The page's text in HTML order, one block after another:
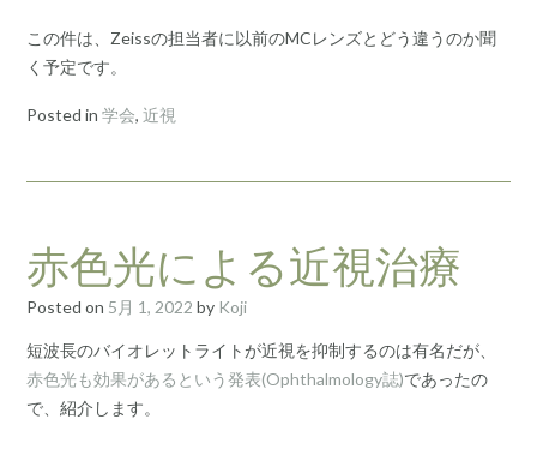
この件は、Zeissの担当者に以前のMCレンズとどう違うのか聞
く予定です。
Posted in 学会, 近視
赤色光による近視治療
Posted on 5月 1, 2022 by Koji
短波長のバイオレットライトが近視を抑制するのは有名だが、
赤色光も効果があるという発表(Ophthalmology誌)であったの
で、紹介します。